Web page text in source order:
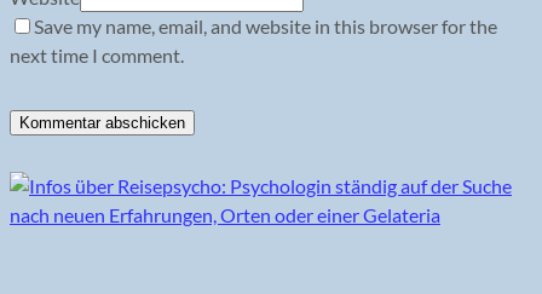
Save my name, email, and website in this browser for the
next time I comment.